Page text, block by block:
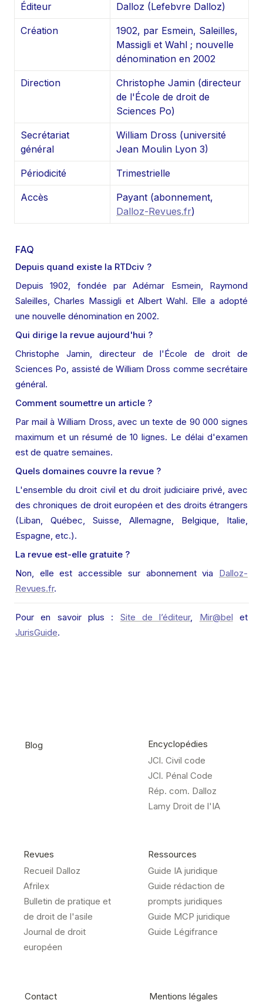
Éditeur Dalloz (Lefebvre Dalloz)
Création
1902, par Esmein, Saleilles,
Massigli et Wahl ; nouvelle
dénomination en 2002
Direction
Christophe Jamin (directeur
de l'École de droit de
Sciences Po)
Secrétariat
général
William Dross (université
Jean Moulin Lyon 3)
Périodicité Trimestrielle
Accès
Dalloz-Revues.fr)
FAQ
Depuis quand existe la RTDciv ?
Depuis 1902, fondée par Adémar Esmein, Raymond
Saleilles, Charles Massigli et Albert Wahl. Elle a adopté
une nouvelle dénomination en 2002.
Qui dirige la revue aujourd'hui ?
Christophe Jamin, directeur de l'École de droit de
Sciences Po, assisté de William Dross comme secrétaire
général.
Comment soumettre un article ?
Par mail à William Dross, avec un texte de 90 000 signes
maximum et un résumé de 10 lignes. Le délai d'examen
est de quatre semaines.
Quels domaines couvre la revue ?
L'ensemble du droit civil et du droit judiciaire privé, avec
des chroniques de droit européen et des droits étrangers
(Liban, Québec, Suisse, Allemagne, Belgique, Italie,
Espagne, etc.).
La revue est-elle gratuite ?
Non, elle est accessible sur abonnement via Dalloz-
Revues.fr.
Pour en savoir plus : Site de l’éditeur, Mir@bel
JurisGuide.
Blog
Encyclopédies
JCl. Civil code
JCl. Pénal Code
Rép. com. Dalloz
Lamy Droit de l'IA
Revues
Recueil Dalloz
Afrilex
Bulletin de pratique et
de droit de l'asile
Journal de droit
européen
Ressources
Guide IA juridique
Guide rédaction de
prompts juridiques
Guide MCP juridique
Guide Légifrance
Contact Mentions légales